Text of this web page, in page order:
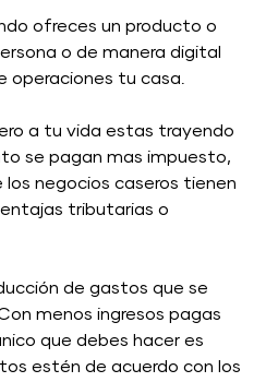
ofreces un producto o
o de manera digital
operaciones tu casa.
a tu vida estas trayendo
se pagan mas impuesto,
los negocios caseros tienen
tributarias o
de gastos que se
menos ingresos pagas
que debes hacer es
estén de acuerdo con los